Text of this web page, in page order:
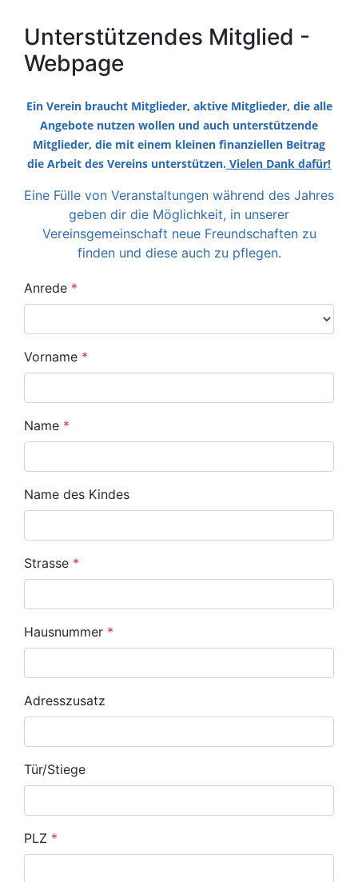
Unterstützendes Mitglied -
Webpage
Ein Verein braucht Mitglieder, aktive Mitglieder, die alle
Angebote nutzen wollen und auch unterstützende
Mitglieder, die mit einem kleinen finanziellen Beitrag
die Arbeit des Vereins unterstützen. Vielen Dank dafür!
Eine Fülle von Veranstaltungen während des Jahres
geben dir die Möglichkeit, in unserer
Vereinsgemeinschaft neue Freundschaften zu
finden und diese auch zu pflegen.
Anrede *
Vorname *
Name *
Name des Kindes
Strasse *
Hausnummer *
Adresszusatz
Tür/Stiege
PLZ *